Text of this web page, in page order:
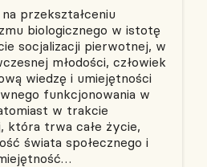
przekształceniu
biologicznego w istotę
socjalizacji pierwotnej, w
młodości, człowiek
wiedzę i umiejętności
funkcjonowania w
w trakcie
która trwa całe życie,
świata społecznego i